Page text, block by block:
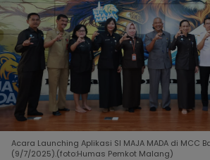
Acara Launching Aplikasi SI MAJA MADA di MCC
(9/7/2025).(foto:Humas Pemkot Malang)